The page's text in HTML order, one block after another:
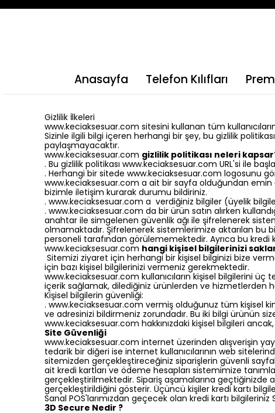
Anasayfa Telefon Kılıfları
Gizlilik İlkeleri
www.keciaksesuar.com sitesini kullanan tüm
Sizinle ilgili bilgi içeren herhangi bir şey, bu gizlilik
paylaşmayacaktır.
www.keciaksesuar.com gizlilik politikası neleri
. Bu gizlilik politikası www.keciaksesuar.com URL'si ile
. Herhangi bir sitede www.keciaksesuar.com logosunu
www.keciaksesuar.com a ait bir sayfa olduğundan
bizimle iletişim kurarak durumu bildiriniz.
. www.keciaksesuar.com a verdiğiniz bilgiler (üyelik
. www.keciaksesuar.com da bir ürün satın alırken
anahtar ile simgelenen güvenlik ağı ile şifrelenerek
olmamaktadır. Şifrelenerek sistemlerimize aktarılan bu
personeli tarafından görülememektedir. Ayrıca bu
www.keciaksesuar.com hangi kişisel bilgilerinizi
Sitemizi ziyaret için herhangi bir kişisel bilginizi bize
için bazı kişisel bilgilerinizi vermeniz gerekmektedir.
www.keciaksesuar.com kullanıcıların kişisel bilgilerini
içerik sağlamak, dilediğiniz ürünlerden ve hizmetlerden
Kişisel bilgilerin güvenliği:
. www.keciaksesuar.com vermiş olduğunuz tüm kişisel
ve adresinizi bildirmeniz zorundadır. Bu iki bilgi ürünün
www.keciaksesuar.com hakkınızdaki kişisel bilgileri
Site Güvenliği
www.keciaksesuar.com internet üzerinden alışverişin
tedarik bir diğeri ise internet kullanıcılarının web
sitemizden gerçekleştireceğiniz siparişlerin güvenli
ait kredi kartları ve ödeme hesapları sistemimize
gerçekleştirilmektedir. Sipariş aşamalarına geçtiğinizde
gerçekleştirildiğini gösterir. Üçüncü kişiler kredi kartı
Sanal POS'larımızdan geçecek olan kredi kartı
3D Secure Nedir ?